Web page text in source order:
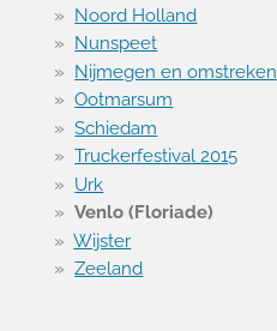
Noord Holland
Nunspeet
Nijmegen en omstreken
Ootmarsum
Schiedam
Truckerfestival 2015
Urk
Venlo (Floriade)
Wijster
Zeeland